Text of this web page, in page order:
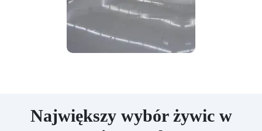
Największy wybór żywic w